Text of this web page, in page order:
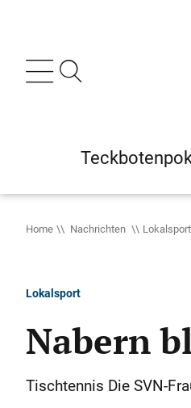
Home Nachrichten Lokalsport
Lokalsport
Nabern
Tischtennis Die SVN-